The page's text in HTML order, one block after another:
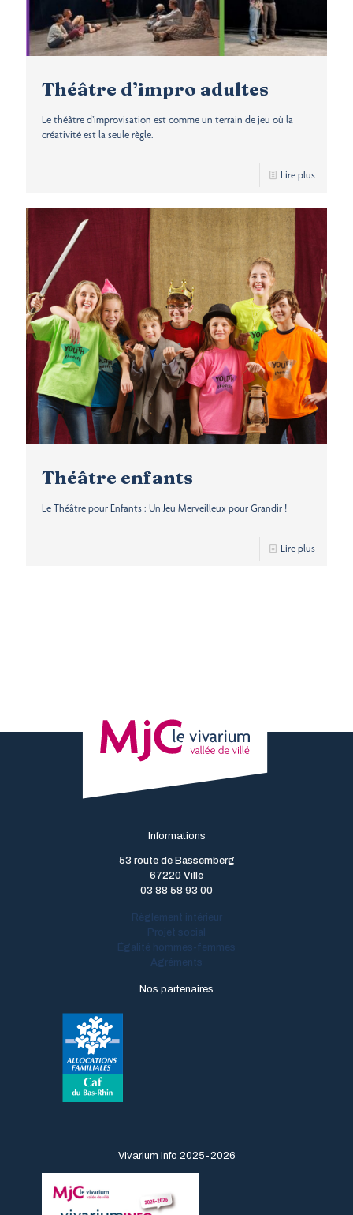
Théâtre d’impro adultes
Le théâtre d’improvisation est comme un terrain de jeu où la
créativité est la seule règle.
Lire plus
Théâtre enfants
Le Théâtre pour Enfants : Un Jeu Merveilleux pour Grandir !
Lire plus
Informations
53 route de Bassemberg
67220 Villé
03 88 58 93 00
Règlement intérieur
Projet social
Égalité hommes-femmes
Agréments
Nos partenaires
Vivarium info 2025-2026